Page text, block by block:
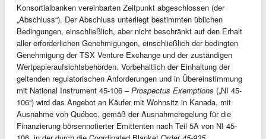
Konsortialbanken vereinbarten Zeitpunkt abgeschlossen (der
„Abschluss“). Der Abschluss unterliegt bestimmten üblichen
Bedingungen, einschließlich, aber nicht beschränkt auf den Erhalt
aller erforderlichen Genehmigungen, einschließlich der bedingten
Genehmigung der TSX Venture Exchange und der zuständigen
Wertpapieraufsichtsbehörden. Vorbehaltlich der Einhaltung der
geltenden regulatorischen Anforderungen und in Übereinstimmung
mit National Instrument 45-106 –Prospectus Exemptions („NI 45-
106“) wird das Angebot an Käufer mit Wohnsitz in Kanada, mit
Ausnahme von Québec, gemäß der Ausnahmeregelung für die
Finanzierung börsennotierter Emittenten nach Teil 5A von NI 45-